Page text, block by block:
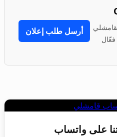
أرسل طلب إعلان
على واتساب